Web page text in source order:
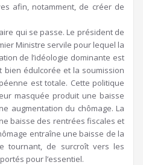
afin, notamment, de créer de
qui se passe. Le président de
Ministre servile pour lequel la
de l’idéologie dominante est
bien édulcorée et la soumission
est totale. Cette politique
masquée produit une baisse
augmentation du chômage. La
baisse des rentrées fiscales et
entraîne une baisse de la
tournant, de surcroît vers les
pour l’essentiel.